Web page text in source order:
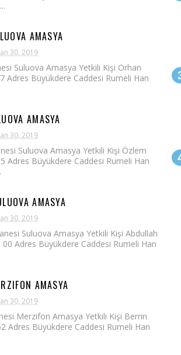
AMASYA
30, 2019
Suluova Amasya Yetkili Kişi Orhan
Adres Büyükdere Caddesi Rumeli Han
AMASYA
30, 2019
Suluova Amasya Yetkili Kişi Özlem
Adres Büyükdere Caddesi Rumeli Han
AMASYA
30, 2019
Suluova Amasya Yetkili Kişi Abdullah
Adres Büyükdere Caddesi Rumeli Han
AMASYA
30, 2019
Merzifon Amasya Yetkili Kişi Berrin
Adres Büyükdere Caddesi Rumeli Han